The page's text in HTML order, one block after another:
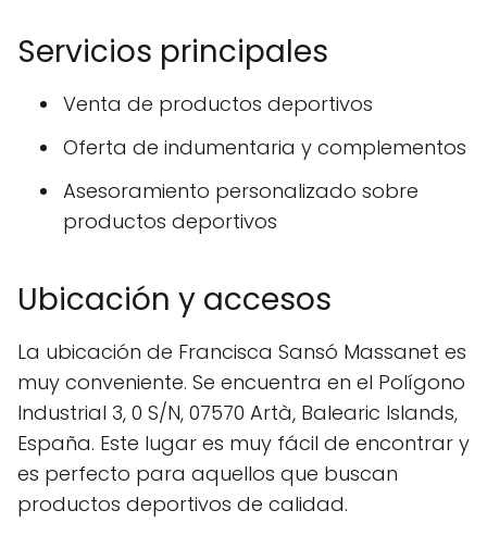
Servicios principales
Venta de productos deportivos
Oferta de indumentaria y complementos
Asesoramiento personalizado sobre
productos deportivos
Ubicación y accesos
La ubicación de Francisca Sansó Massanet es
muy conveniente. Se encuentra en el Polígono
Industrial 3, 0 S/N, 07570 Artà, Balearic Islands,
España. Este lugar es muy fácil de encontrar y
es perfecto para aquellos que buscan
productos deportivos de calidad.